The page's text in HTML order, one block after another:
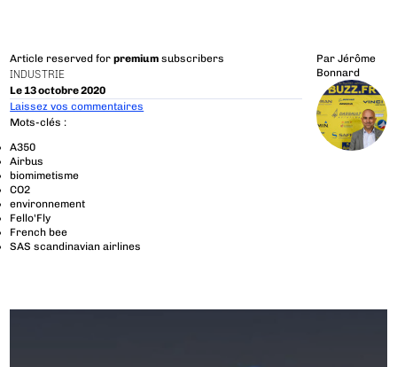
Article reserved forpremium subscribers
INDUSTRIE
Le 13 octobre 2020
Par Jérôme
Bonnard
Laissez vos commentaires
Mots-clés :
A350
Airbus
biomimetisme
CO2
environnement
Fello'Fly
French bee
SAS scandinavian airlines